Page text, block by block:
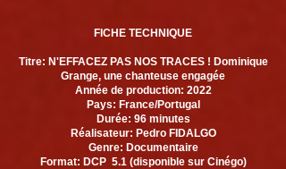
FICHE TECHNIQUE
Titre: N'EFFACEZ PAS NOS TRACES ! Dominique
Grange, une chanteuse engagée
Année de production: 2022
Pays: France/Portugal
Durée: 96 minutes
Réalisateur: Pedro FIDALGO
Genre: Documentaire
Format: DCP 5.1 (disponible sur Cinégo)